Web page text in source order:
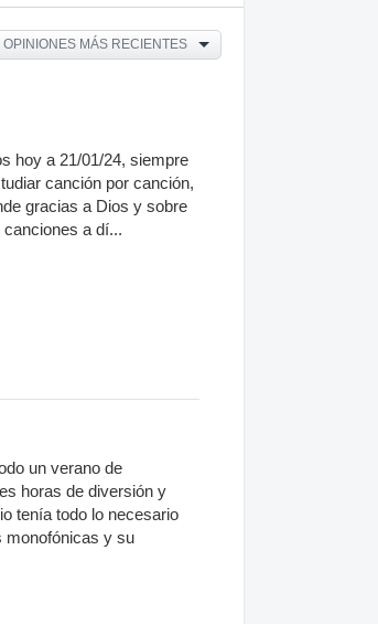
OPINIONES MÁS RECIENTES
hoy a 21/01/24, siempre
canción por canción,
gracias a Dios y sobre
canciones a dí...
un verano de
horas de diversión y
tenía todo lo necesario
monofónicas y su